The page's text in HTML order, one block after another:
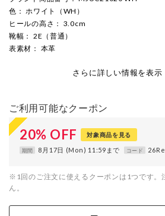
色 ： ホワイト（WH）
ヒールの高さ ： 3.0cm
靴幅 ： 2E（普通）
表素材 ： 本革
さらに詳しい情報を表示
ご利用可能なクーポン
20% OFF 対象商品を見る
期間 8月17日 (Mon) 11:59まで コード
※1回のご注文に使えるクーポンは1つです。
ん。